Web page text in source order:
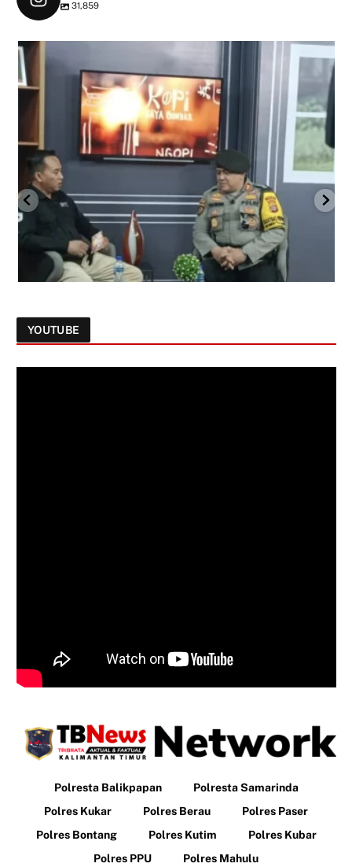
31,859
YOUTUBE
Polresta Balikpapan
Polresta Samarinda
Polres Kukar
Polres Berau
Polres Paser
Polres Bontang
Polres Kutim
Polres Kubar
Polres PPU
Polres Mahulu